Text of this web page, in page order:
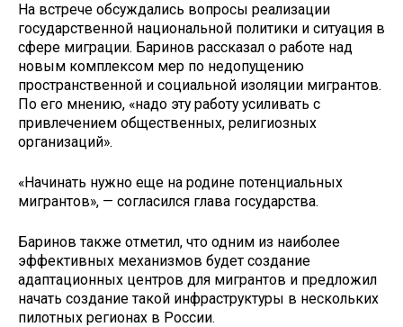
На встрече обсуждались вопросы реализации
государственной национальной политики и ситуация в
сфере миграции. Баринов рассказал о работе над
новым комплексом мер по недопущению
пространственной и социальной изоляции мигрантов.
По его мнению, «надо эту работу усиливать с
привлечением общественных, религиозных
организаций».
«Начинать нужно еще на родине потенциальных
мигрантов», — согласился глава государства.
Баринов также отметил, что одним из наиболее
эффективных механизмов будет создание
адаптационных центров для мигрантов и предложил
начать создание такой инфраструктуры в нескольких
пилотных регионах в России.